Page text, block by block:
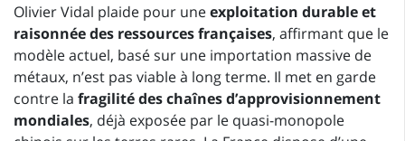
Olivier Vidal plaide pour uneexploitation durable et
raisonnée des ressources françaises, affirmant que le
modèle actuel, basé sur une importation massive de
métaux, n’est pas viable à long terme. Il met en garde
contre la fragilité des chaînes d’approvisionnement
mondiales, déjà exposée par le quasi-monopole